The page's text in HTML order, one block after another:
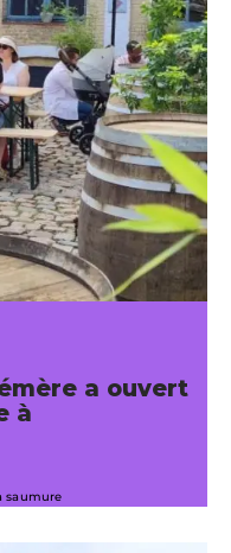
a ouvert
à
saumure